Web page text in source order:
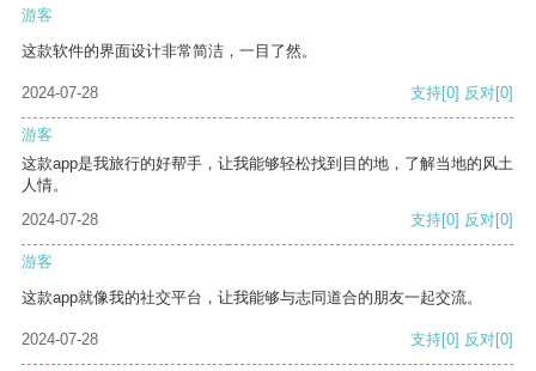
游客
这款软件的界面设计非常简洁，一目了然。
2024-07-28 支持[0] 反对[0]
游客
这款app是我旅行的好帮手，让我能够轻松找到目的地，了解当地的风土
人情。
2024-07-28
支持[0] 反对[0]
游客
这款app就像我的社交平台，让我能够与志同道合的朋友一起交流。
2024-07-28 支持[0] 反对[0]